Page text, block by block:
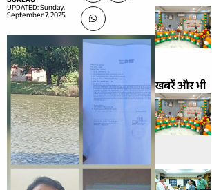
UPDATED: Sunday,
September 7, 2025
खबरें और भी